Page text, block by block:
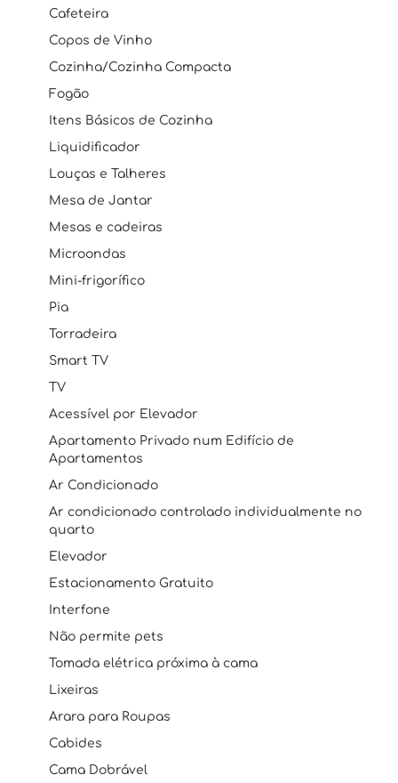
Cafeteira
Copos de Vinho
Cozinha/Cozinha Compacta
Fogão
Itens Básicos de Cozinha
Liquidificador
Louças e Talheres
Mesa de Jantar
Mesas e cadeiras
Microondas
Mini-frigorífico
Pia
Torradeira
Smart TV
TV
Acessível por Elevador
Apartamento Privado num Edifício de
Apartamentos
Ar Condicionado
Ar condicionado controlado individualmente no
quarto
Elevador
Estacionamento Gratuito
Interfone
Não permite pets
Tomada elétrica próxima à cama
Lixeiras
Arara para Roupas
Cabides
Cama Dobrável